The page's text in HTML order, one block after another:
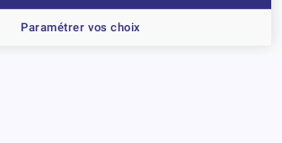
Portes ouvertes
Paramétrer vos choix